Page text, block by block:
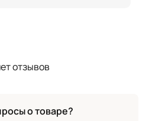
отзывов
о товаре?